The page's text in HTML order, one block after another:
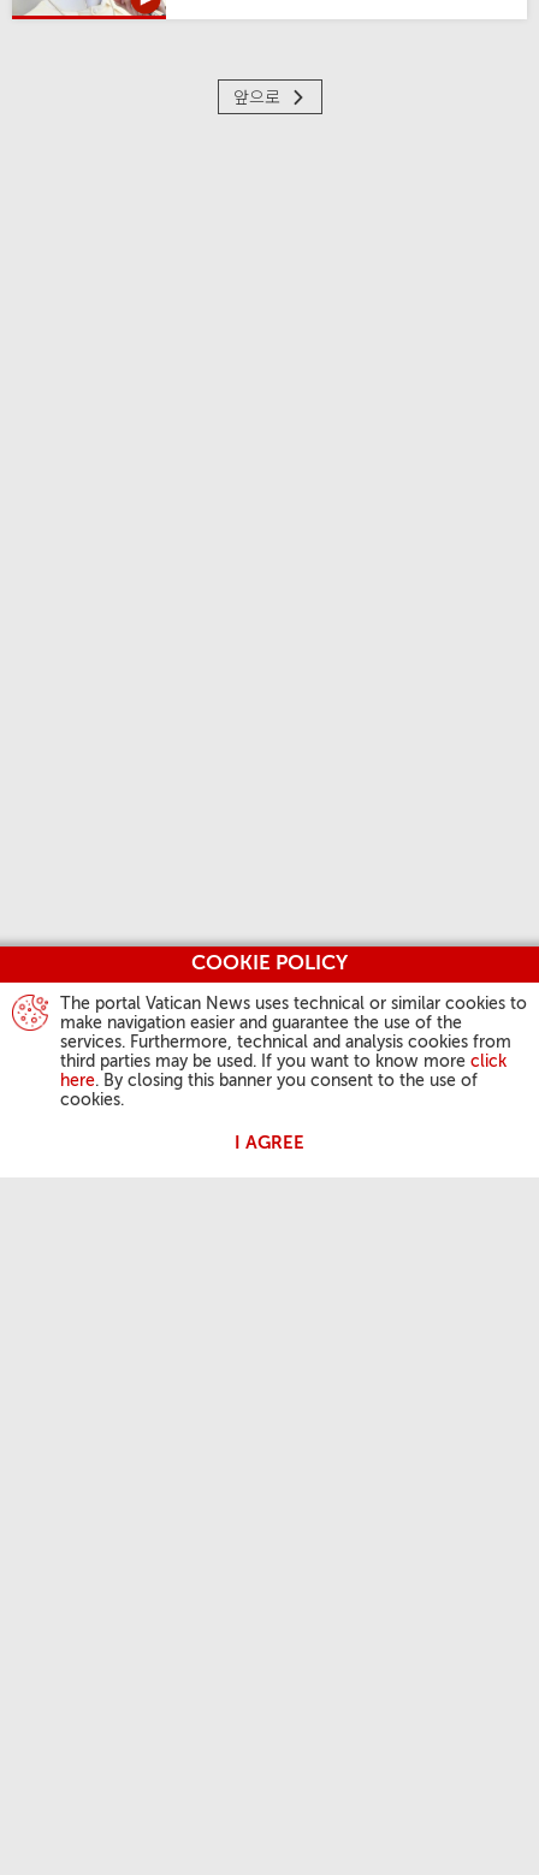
COOKIE POLICY
The portal Vatican News uses technical or similar cookies to
make navigation easier and guarantee the use of the
services. Furthermore, technical and analysis cookies from
third parties may be used. If you want to know more click
here. By closing this banner you consent to the use of
cookies.
I AGREE
앞으로